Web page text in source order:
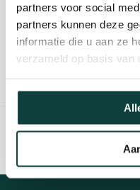
partners voor social
partners kunnen deze
informatie die u aan ze
verzameld op basis van
info@heebra.com